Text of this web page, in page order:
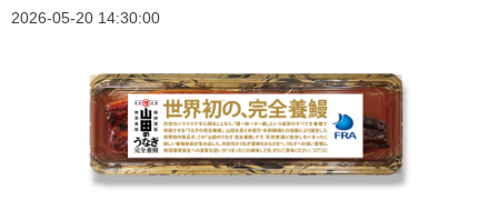
2026-05-20 14:30:00